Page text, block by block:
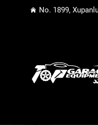
No. 1899,